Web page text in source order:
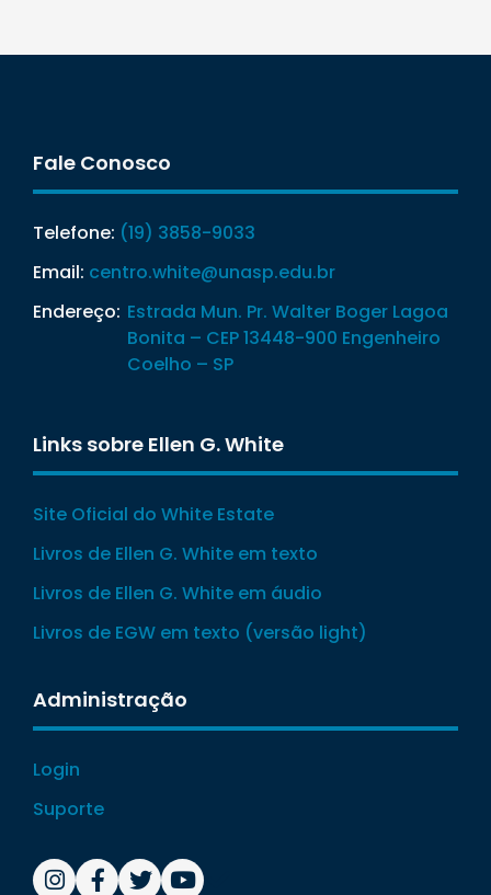
Fale Conosco
Telefone: (19) 3858-9033
Email: centro.white@unasp.edu.br
Endereço: Estrada Mun. Pr. Walter Boger Lagoa
Bonita – CEP 13448-900 Engenheiro
Coelho – SP
Links sobre Ellen G. White
Site Oficial do White Estate
Livros de Ellen G. White em texto
Livros de Ellen G. White em áudio
Livros de EGW em texto (versão light)
Administração
Login
Suporte